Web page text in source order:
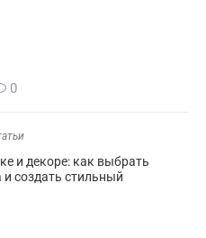
0
и декоре: как выбрать
и создать стильный